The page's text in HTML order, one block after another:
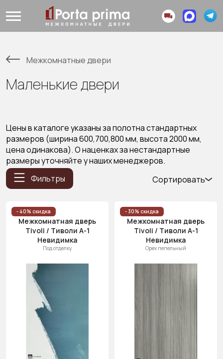
Межкомнатные двери
Маленькие двери
Цены в каталоге указаны за полотна стандартных
размеров (ширина 600,700,800 мм, высота 2000 мм,
цена одинакова). О наценках за нестандартные
размеры уточняйте у наших менеджеров.
Фильтры
Сортировать
Цена
(возр.)
Цена (убыв.)
Cначала
новинки
Cначала
скидки
- 40% скидка
Межкомнатная дверь
Tivoli / Тиволи А-1
Невидимка
Под отделку
- 30% скидка
Межкомнатная дверь
Tivoli / Тиволи А-1
Невидимка
Орех пепельный